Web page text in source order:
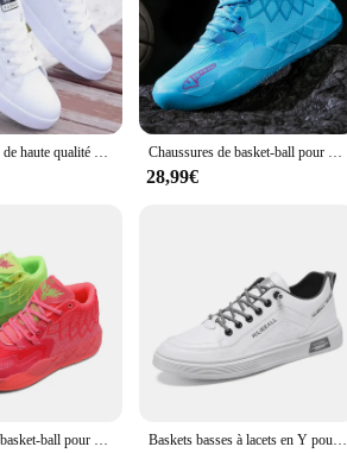
Baskets en cuir de haute qualité pour hommes, chaussures de plein air décontractées, à lacets, offre spéciale Chaussures de basket-ball pour hommes, entraînement professionnel, Combat réel, baskets basses, mode sport scolaire, grand garçon, nouvelle collection
28,99€
Chaussures de basket-ball pour hommes, chaussures de sport décontractées, baskets de course en plein air, baskets pour hommes, haut, anti-alde, haute qualité, été, automne Baskets basses à lacets en Y pour jeunes hommes, chaussures blanches, confortables, décontractées, respirantes, UOSU, modèle populaire, nouveau, 2024